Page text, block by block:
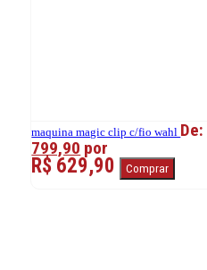
maquina magic clip c/fio wahl De:
799,90 por
R$ 629,90 Comprar